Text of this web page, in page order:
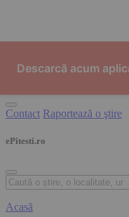
Contact Raportează o ştire
ePitesti.ro
Acasă
Descarcă acum